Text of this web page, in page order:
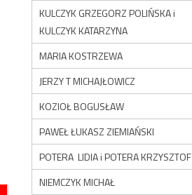
KULCZYK GRZEGORZ POLIŃSKA i
KULCZYK KATARZYNA
MARIA KOSTRZEWA
JERZY T MICHAJŁOWICZ
KOZIOŁ BOGUSŁAW
PAWEŁ ŁUKASZ ZIEMIAŃSKI
POTERA LIDIA i POTERA KRZYSZTOF
NIEMCZYK MICHAŁ